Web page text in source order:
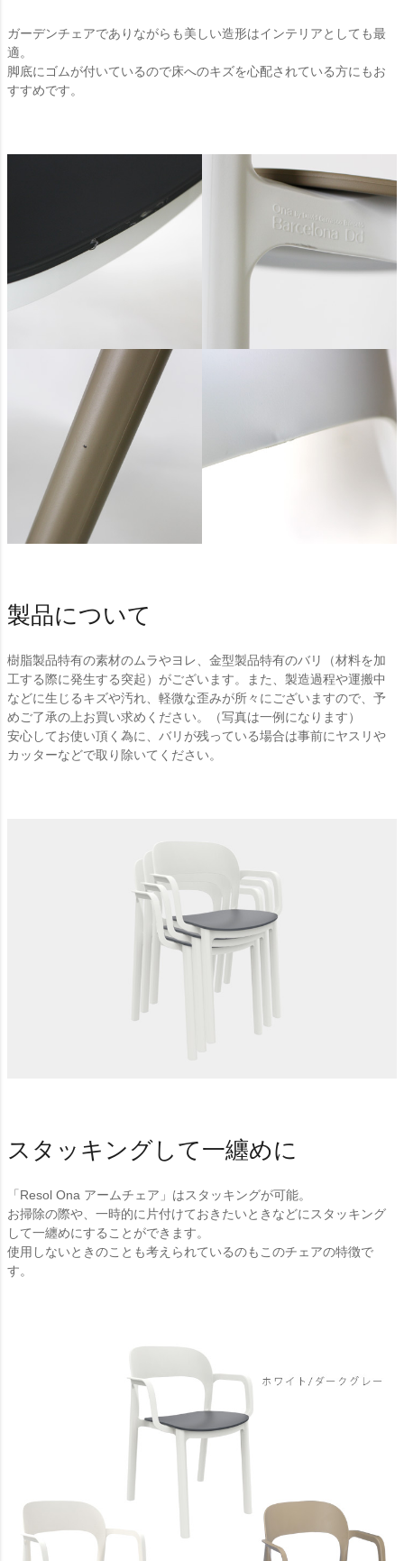
ガーデンチェアでありながらも美しい造形はインテリアとしても最
適。
脚底にゴムが付いているので床へのキズを心配されている方にもお
すすめです。
製品について
樹脂製品特有の素材のムラやヨレ、金型製品特有のバリ（材料を加
工する際に発生する突起）がございます。また、製造過程や運搬中
などに生じるキズや汚れ、軽微な歪みが所々にございますので、予
めご了承の上お買い求めください。（写真は一例になります）
安心してお使い頂く為に、バリが残っている場合は事前にヤスリや
カッターなどで取り除いてください。
スタッキングして一纏めに
「Resol Ona アームチェア」はスタッキングが可能。
お掃除の際や、一時的に片付けておきたいときなどにスタッキング
して一纏めにすることができます。
使用しないときのことも考えられているのもこのチェアの特徴で
す。